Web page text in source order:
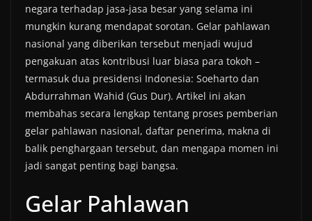
negara terhadap jasa-jasa besar yang selama ini
mungkin kurang mendapat sorotan. Gelar pahlawan
nasional yang diberikan tersebut menjadi wujud
pengakuan atas kontribusi luar biasa para tokoh –
termasuk dua presidensi Indonesia: Soeharto dan
Abdurrahman Wahid (Gus Dur). Artikel ini akan
membahas secara lengkap tentang proses pemberian
gelar pahlawan nasional, daftar penerima, makna di
balik penghargaan tersebut, dan mengapa momen ini
jadi sangat penting bagi bangsa.
Gelar Pahlawan